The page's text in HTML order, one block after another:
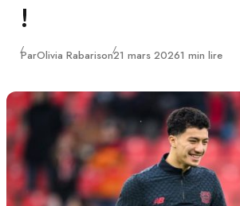
!
ParOlivia RabarisonPublié
21 mars 20261 min lire